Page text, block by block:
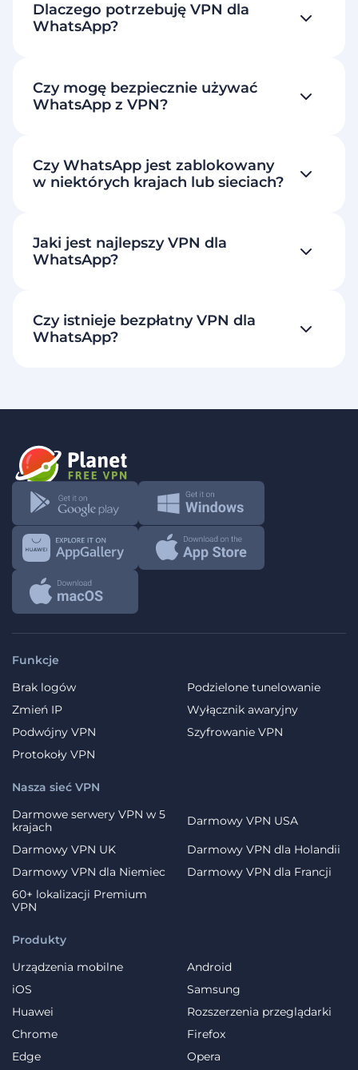
Dlaczego potrzebuję VPN dla
WhatsApp?
Czy mogę bezpiecznie używać
WhatsApp z VPN?
Czy WhatsApp jest zablokowany
w niektórych krajach lub sieciach?
Jaki jest najlepszy VPN dla
WhatsApp?
Czy istnieje bezpłatny VPN dla
WhatsApp?
Funkcje
Brak logów
Podzielone tunelowanie
Zmień IP
Wyłącznik awaryjny
Podwójny VPN
Szyfrowanie VPN
Protokoły VPN
Produkty
Urządzenia mobilne
Android
iOS
Samsung
Huawei
Rozszerzenia przeglądarki
Chrome
Firefox
Edge
Opera
Nasza sieć VPN
Darmowe serwery VPN w 5
krajach
Darmowy VPN USA
Darmowy VPN UK
Darmowy VPN dla Holandii
Darmowy VPN dla Niemiec
Darmowy VPN dla Francji
60+ lokalizacji Premium
VPN